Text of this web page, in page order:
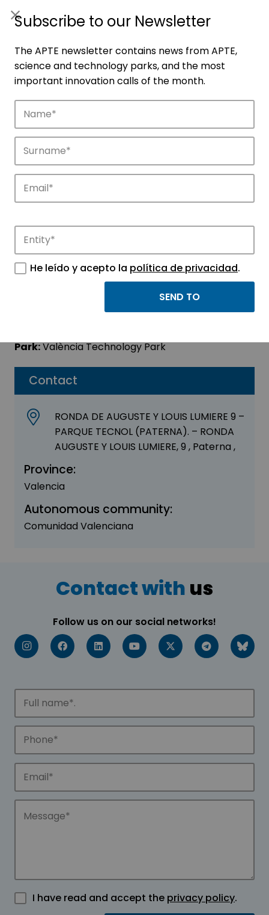
Companies
Discover the companies that drive
Contact
RONDA DE AUGUSTE Y LOUIS LUMIERE 9 –
PARQUE TECNOL (PATERNA). – RONDA
AUGUSTE Y LOUIS LUMIERE, 9 , Paterna ,
Province:
Valencia
Autonomous community:
Comunidad Valenciana
SAC ALMACO SL
Park:València Technology Park
Contact with us
Follow us on our social networks!
I have read and accept the privacy policy.
Subscribe to our Newsletter
The APTE newsletter contains news from APTE,
science and technology parks, and the most
important innovation calls of the month.
He leído y acepto la política de privacidad.